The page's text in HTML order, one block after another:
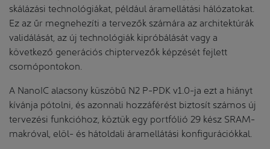
skálázási technológiákat, például áramellátási hálózatokat.
Ez az űr megnehezíti a tervezők számára az architektúrák
validálását, az új technológiák kipróbálását vagy a
következő generációs chiptervezők képzését fejlett
csomópontokon.
A NanoIC alacsony küszöbű N2 P-PDK v1.0-ja ezt a hiányt
kívánja pótolni, és azonnali hozzáférést biztosít számos új
tervezési funkcióhoz, köztük egy portfólió 29 kész SRAM-
makróval, elöl- és hátoldali áramellátási konfigurációkkal.